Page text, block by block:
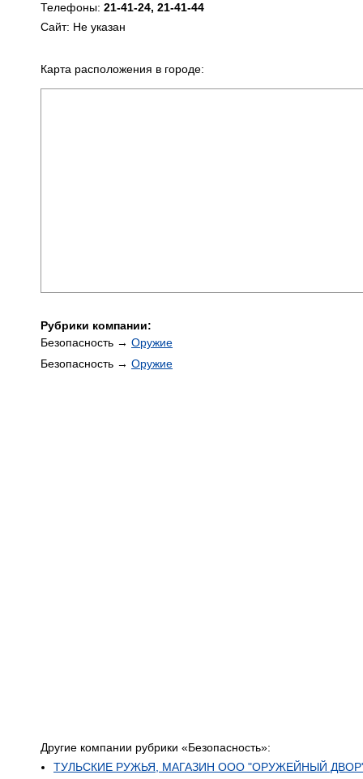
Телефоны: 21-41-24, 21-41-44
Сайт: Не указан
Карта расположения в городе:
Рубрики компании:
Безопасность → Оружие
Безопасность → Оружие
Другие компании рубрики «Безопасность»:
ТУЛЬСКИЕ РУЖЬЯ, МАГАЗИН ООО "ОРУЖЕЙНЫЙ ДВОР",